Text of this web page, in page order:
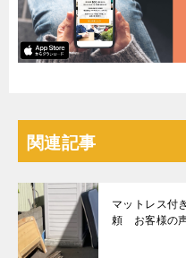
関連記事
マットレス付
頼 お客様の